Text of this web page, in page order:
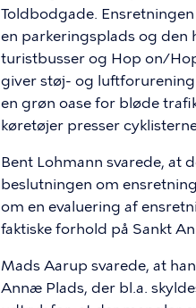
Toldbodgade.
en parkeringsplads og den
turistbusser og Hop on/
giver støj- og
en grøn oase for bløde
køretøjer presser
Bent Lohmann svarede, at
beslutningen om
om en evaluering af
faktiske forhold på Sankt
Mads Aarup svarede, at
Annæ Plads, der bl.a.